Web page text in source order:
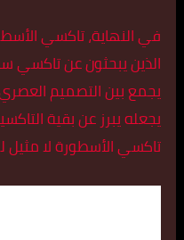
في النهاية، تاكسي
الذين يبحثون عن تاكسي
يجمع بين التصميم العصري
يجعله يبرز عن بقية
تاكسي الأسطورة لا مثيل